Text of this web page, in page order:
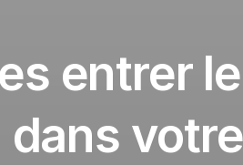
entrer
dans